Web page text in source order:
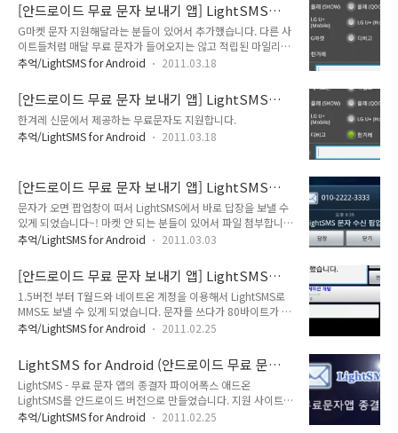
[안드로이드 무료 문자 보내기 앱] LightSMS
1.7.2 G마켓 문자 지원
G마켓 문자 지원해달라는 분들이 있어서 추가했습니다. 다른 사
이트들처럼 매달 무료 문자가 들어오지는 않고 적립된 마일리지
로 문자를 쓸 수 있습니다.
추억/LightSMS for Android 2011.03.18
[안드로이드 무료 문자 보내기 앱] LightSMS
1.7.1 한겨레신문 무료문자 지원
한겨레 신문에서 제공하는 무료문자도 지원합니다.
추억/LightSMS for Android
2011.03.18
[안드로이드 무료 문자 보내기 앱] LightSMS
1.5.7에 문자 수신 팝업창 추가
문자가 오면 팝업창이 떠서 LightSMS에서 바로 답장을 보낼 수
있게 되었습니다~! 마켓 안 되는 분들이 있어서 파일 첨부합니
다.
추억/LightSMS for Android 2011.03.03
[안드로이드 무료 문자 보내기 앱] LightSMS로
MMS도 보내요
1.5버전 부터 T월드와 네이트온 계정을 이용해서 LightSMS로
MMS도 보낼 수 있게 되었습니다. 문자를 쓰다가 80바이트가 넘
어가면 LightSMS가 LightMMS로 변신합니다. ^^
추억/LightSMS for Android 2011.02.25
LightSMS for Android (안드로이드 무료 문자
보내기 앱)
LightSMS - 무료 문자 앱의 종결자 파이어폭스 애드온
LightSMS를 안드로이드 버전으로 만들었습니다. 지원 사이트 -
네이트온 - Tworld - Olleh(SHOW) - Olleh(QOOK) - LG U+
추억/LightSMS for Android 2011.02.25